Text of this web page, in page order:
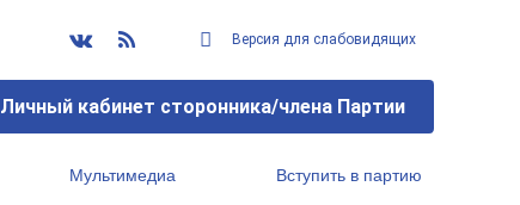
Версия для слабовидящих
Личный кабинет сторонника/члена Партии
Мультимедиа Вступить в партию